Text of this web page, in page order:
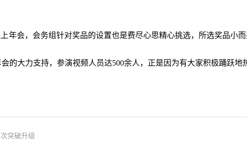
年会，会务组针对奖品的设置也是费尽心思精心挑选，所选奖品小
大力支持，参演视频人员达500余人，正是因为有大家积极踊跃地
突破升级